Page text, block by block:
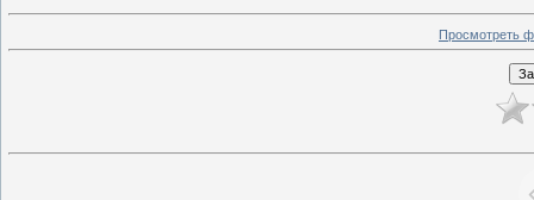
Просмотреть